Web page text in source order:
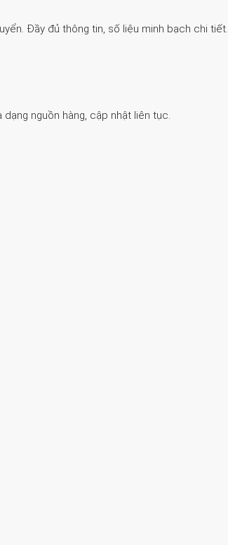
Đầy đủ thông tin, số liệu minh bạch chi tiết.
nguồn hàng, cập nhật liên tục.